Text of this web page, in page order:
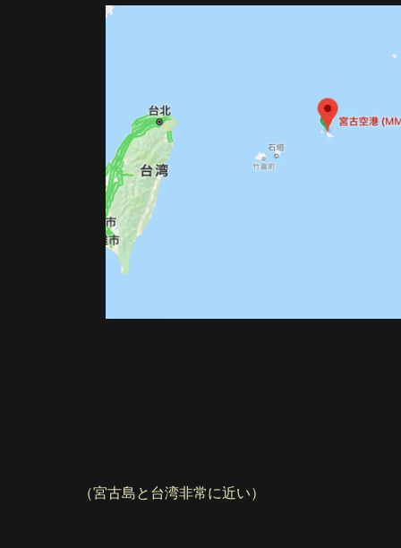
（宮古島と台湾非常に近い）